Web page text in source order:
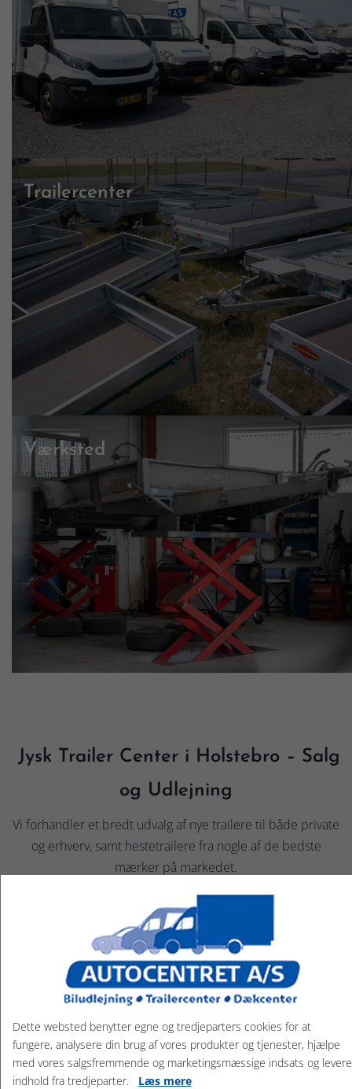
Trailercenter
Værksted
Jysk Trailer Center i Holstebro – Salg
og Udlejning
Vi forhandler et bredt udvalg af nye trailere til både private
og erhverv, samt hestetrailere fra nogle af de bedste
mærker på markedet.
Vi tilbyder udlejning af bl.a. trailer, personbil, kassevogne
m/u lift, lastbil, busser - handicapbusser og hestetrailer
Kig forbi!
Dette websted benytter egne og tredjeparters cookies for at
fungere, analysere din brug af vores produkter og tjenester, hjælpe
med vores salgsfremmende og marketingsmæssige indsats og levere
indhold fra tredjeparter.
Læs mere